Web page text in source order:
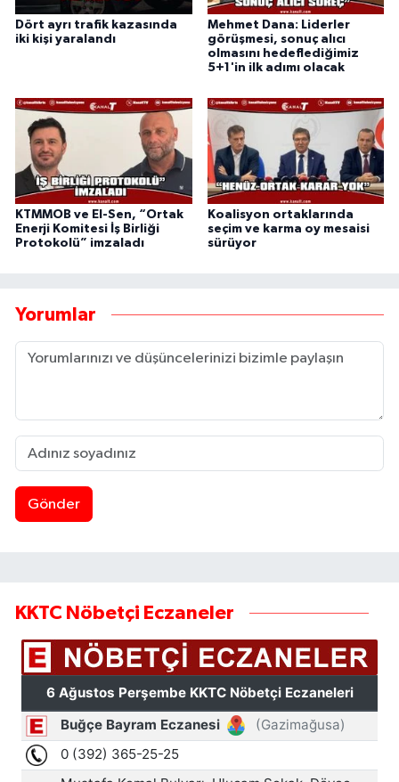
Dört ayrı trafik kazasında
iki kişi yaralandı
Mehmet Dana: Liderler
görüşmesi, sonuç alıcı
olmasını hedeflediğimiz
5+1'in ilk adımı olacak
KTMMOB ve El-Sen, “Ortak
Enerji Komitesi İş Birliği
Protokolü” imzaladı
Koalisyon ortaklarında
seçim ve karma oy mesaisi
sürüyor
Yorumlar
Gönder
KKTC Nöbetçi Eczaneler